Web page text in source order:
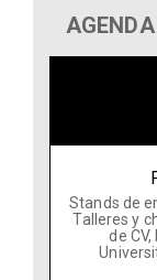
AGENDA
Stands de
Talleres y
de